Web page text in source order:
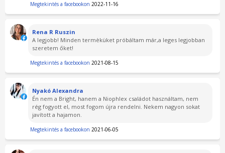
Megtekintés a facebookon 2022-11-16
Rena R Ruszin
A legjobb! Minden termèküket próbáltam már,a leges legjobban
szeretem őket!
Megtekintés a facebookon 2021-08-15
Nyakó Alexandra
Én nem a Bright, hanem a Niophlex családot használtam, nem
rég fogyott el, most fogom újra rendelni. Nekem nagyon sokat
javított a hajamon.
Megtekintés a facebookon 2021-06-05